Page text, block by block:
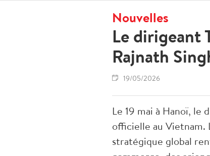
Nouvelles
Le dirigeant
Rajnath
19/05/2026
Le 19 mai à Hanoï, le
officielle au
stratégique global